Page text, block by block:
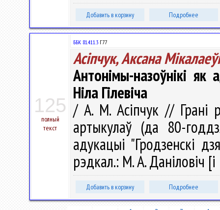
Добавить в корзину Подробнее
125
полный
текст
ББК 81.411.3 Г77
Асіпчук, Аксана
Антонімы-назоўнікі як
Ніла Гілевіча
/ А. М. Асіпчук // Грані
артыкулаў (да 80-
адукацыі "Гродзенскі
рэдкал.: М. А. Даніловіч
Добавить в корзину Подробнее